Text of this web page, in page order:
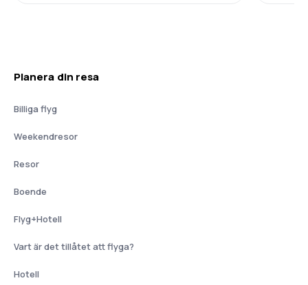
Planera din resa
Billiga flyg
Weekendresor
Resor
Boende
Flyg+Hotell
Vart är det tillåtet att flyga?
Hotell